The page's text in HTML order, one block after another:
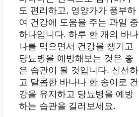
도 편리하고, 영양가가 풍부하
여 건강에 도움을 주는 과일 중
하나입니다. 하루 한 개의 바나
나를 먹으면서 건강을 챙기고
당뇨병을 예방해보는 것은 좋
은 습관이 될 것입니다. 신선하
고 달콤한 바나나 한 송이로 건
강을 유지하고 당뇨병을 예방
하는 습관을 길러보세요.